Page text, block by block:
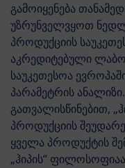
გამოიყენება
უზრუნველვყოთ
პროდუქციის
აკრედიტებული
საუკეთესოა
პარამეტრის
გათვალისწინებით,
პროდუქციის
ყველა პროდუქტის
„ჰიპის“